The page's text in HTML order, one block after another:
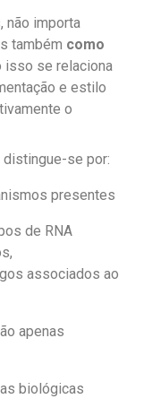
não importa
também como
isso se relaciona
e estilo
o
distingue-se por:
presentes
de RNA
associados ao
apenas
biológicas